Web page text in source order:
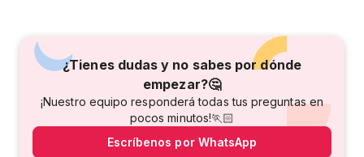
¿Tienes dudas y no sabes por dónde
empezar?🤔
¡Nuestro equipo responderá todas tus preguntas en
pocos minutos!🏃🏻
Escríbenos por WhatsApp